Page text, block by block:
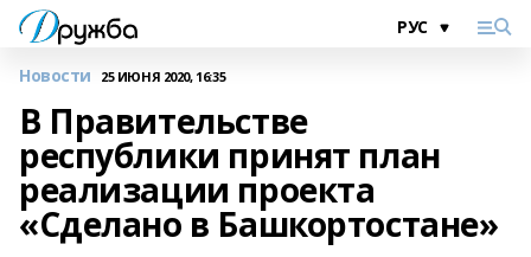
Новости 25 ИЮНЯ 2020, 16:35
В Правительстве
республики принят план
реализации проекта
«Сделано в Башкортостане»